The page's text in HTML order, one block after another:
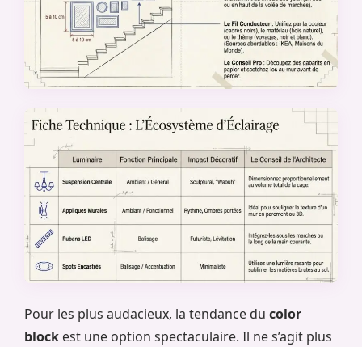
Pour les plus audacieux, la tendance du color
block est une option spectaculaire. Il ne s’agit plus